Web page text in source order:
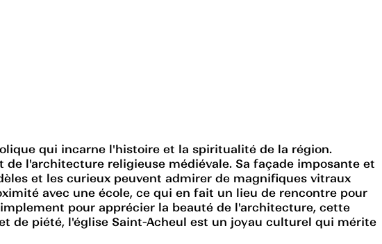
qui incarne l'histoire et la spiritualité de la région.
l'architecture religieuse médiévale. Sa façade imposante et
et les curieux peuvent admirer de magnifiques vitraux
avec une école, ce qui en fait un lieu de rencontre pour
pour apprécier la beauté de l'architecture, cette
de piété, l'église Saint-Acheul est un joyau culturel qui mérite